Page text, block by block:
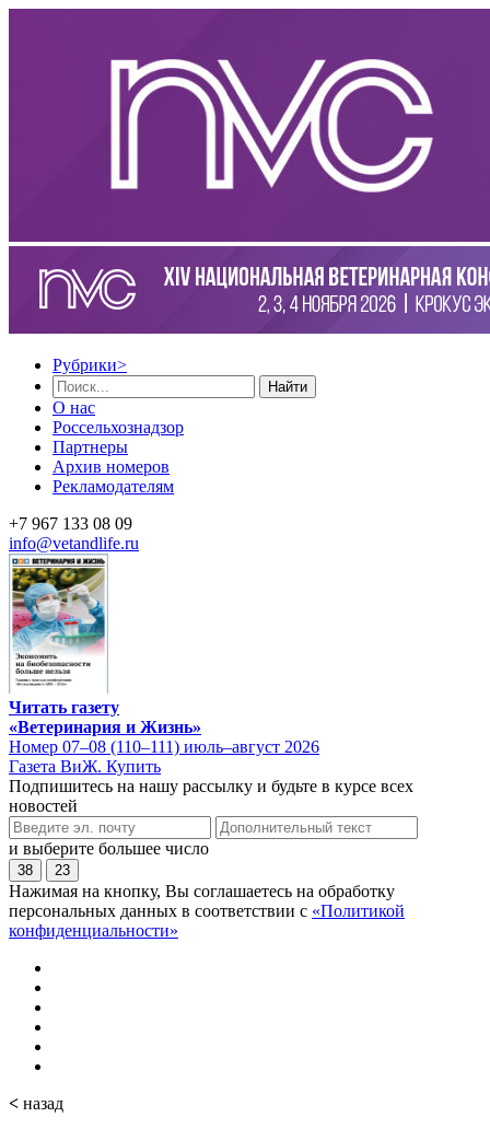
Рубрики>
Найти
О нас
Россельхознадзор
Партнеры
Архив номеров
Рекламодателям
+7 967 133 08 09
info@vetandlife.ru
Читать газету
«Ветеринария и Жизнь»
Номер 07–08 (110–111) июль–август 2026
Газета ВиЖ. Купить
Подпишитесь на нашу рассылку и будьте в курсе всех
новостей
и выберите большее число
38 23
Нажимая на кнопку, Вы соглашаетесь на обработку
персональных данных в соответствии с «Политикой
конфиденциальности»
< назад